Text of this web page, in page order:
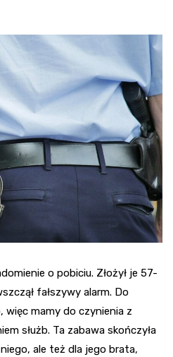
o pobiciu. Złożył je 57-
fałszywy alarm. Do
więc mamy do czynienia z
służb. Ta zabawa skończyła
ale też dla jego brata,